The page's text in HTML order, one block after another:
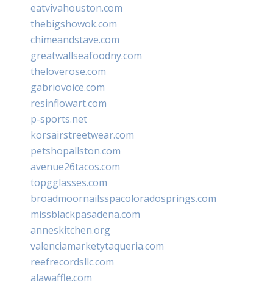
eatvivahouston.com
thebigshowok.com
chimeandstave.com
greatwallseafoodny.com
theloverose.com
gabriovoice.com
resinflowart.com
p-sports.net
korsairstreetwear.com
petshopallston.com
avenue26tacos.com
topgglasses.com
broadmoornailsspacoloradosprings.com
missblackpasadena.com
anneskitchen.org
valenciamarketytaqueria.com
reefrecordsllc.com
alawaffle.com